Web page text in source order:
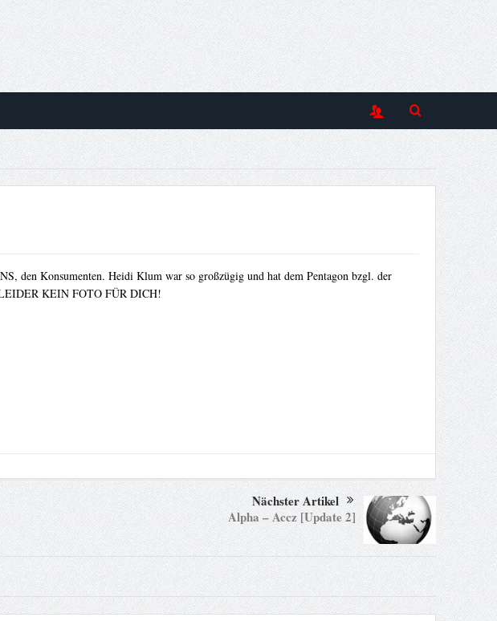
den Konsumenten. Heidi Klum war so großzügig und hat dem Pentagon bzgl. der
KEIN FOTO FÜR DICH!
Nächster Artikel
Alpha – Accz [Update 2]